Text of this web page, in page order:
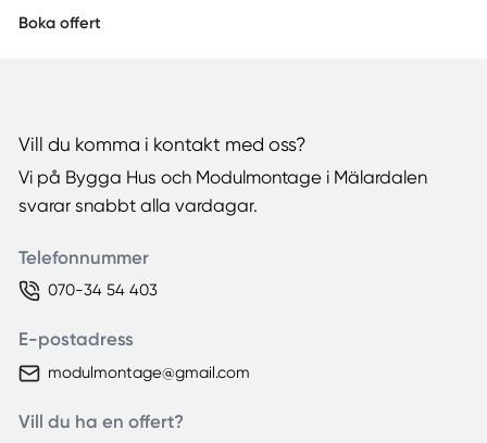
Boka offert
Vill du komma i kontakt med oss?
Vi på Bygga Hus och Modulmontage i Mälardalen
svarar snabbt alla vardagar.
Telefonnummer
070-34 54 403
E-postadress
modulmontage@gmail.com
Vill du ha en offert?